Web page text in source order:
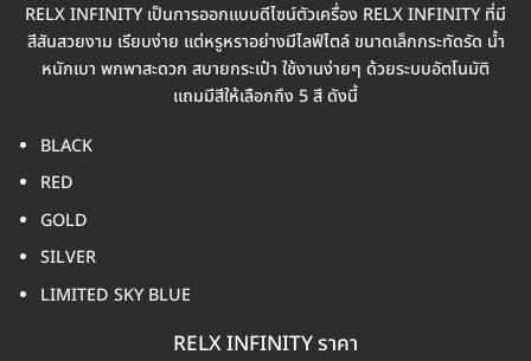
RELX INFINITY เป็นการออกแบบดีไซน์ตัวเครื่อง RELX INFINITY ที่มี
สีสันสวยงาม เรียบง่าย แต่หรูหราอย่างมีไลฟ์ไตล์ ขนาดเล็กกระทัดรัด น้ำ
หนักเบา พกพาสะดวก สบายกระเป๋า ใช้งานง่ายๆ ด้วยระบบอัตโนมัติ
แถมมีสีให้เลือกถึง 5 สี ดังนี้
BLACK
RED
GOLD
SILVER
LIMITED SKY BLUE
RELX INFINITY ราคา